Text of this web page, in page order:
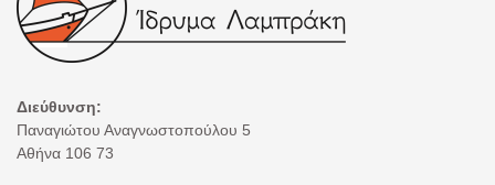
Διεύθυνση:
Παναγιώτου Αναγνωστοπούλου 5
Αθήνα 106 73